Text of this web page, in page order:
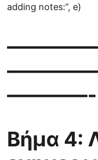
adding notes:”, e)
————-
Βήμα 4: